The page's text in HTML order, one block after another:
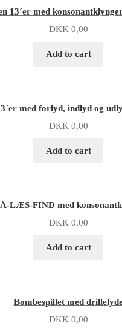
13´er med
DKK0,00
Add to cart
med forlyd, indlyd og
DKK 0,00
Add to cart
LÆS-FIND med
DKK 0,00
Add to cart
Bombespillet med
DKK 0,00